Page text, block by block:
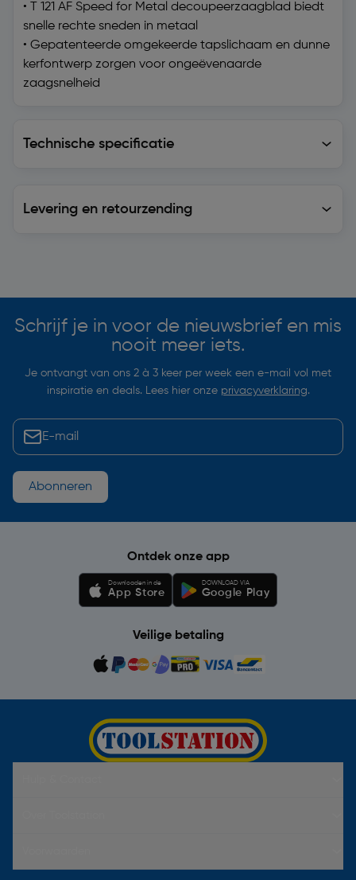
• T 121 AF Speed for Metal decoupeerzaagblad biedt
snelle rechte sneden in metaal
• Gepatenteerde omgekeerde tapslichaam en dunne
kerfontwerp zorgen voor ongeëvenaarde
zaagsnelheid
Technische specificatie
Levering en retourzending
Schrijf je in voor de nieuwsbrief en mis
nooit meer iets.
Je ontvangt van ons 2 à 3 keer per week een e-mail vol met
inspiratie en deals. Lees hier onze privacyverklaring.
Abonneren
Ontdek onze app
Downloaden in de
App Store
DOWNLOAD VIA
Google Play
Veilige betaling